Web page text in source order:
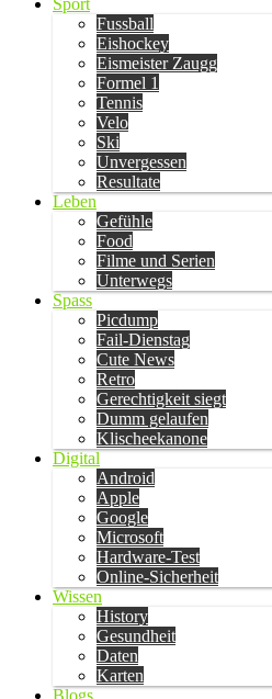
Sport
Fussball
Eishockey
Eismeister Zaugg
Formel 1
Tennis
Velo
Ski
Unvergessen
Resultate
Leben
Gefühle
Food
Filme und Serien
Unterwegs
Spass
Picdump
Fail-Dienstag
Cute News
Retro
Gerechtigkeit siegt
Dumm gelaufen
Klischeekanone
Digital
Android
Apple
Google
Microsoft
Hardware-Test
Online-Sicherheit
Wissen
History
Gesundheit
Daten
Karten
Blogs